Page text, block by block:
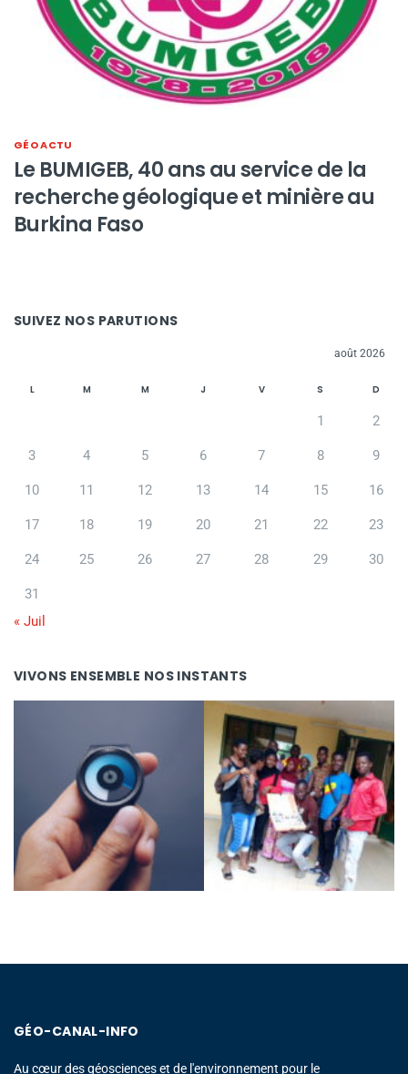
GÉO ACTU
Le BUMIGEB, 40 ans au service de la
recherche géologique et minière au
Burkina Faso
SUIVEZ NOS PARUTIONS
août 2026
L M M J V S D
1 2
3 4 5 6 7 8 9
10 11 12 13 14 15 16
17 18 19 20 21 22 23
24 25 26 27 28 29 30
31
« Juil
VIVONS ENSEMBLE NOS INSTANTS
GÉO-CANAL-INFO
Au cœur des géosciences et de l'environnement pour le